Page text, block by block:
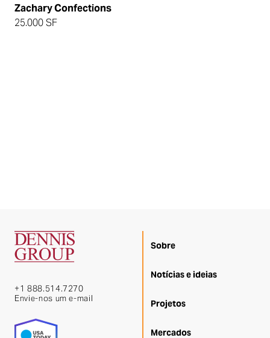
Zachary Confections
25.000 SF
+1 888.514.7270
Envie-nos um e-mail
Sobre
Notícias e ideias
Projetos
Mercados